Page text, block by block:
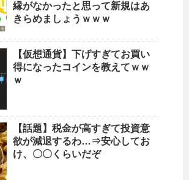
縁がなかったと思って新規はあ
きらめましょうｗｗｗ
【仮想通貨】下げすぎてお買い
得になったコインを教えてｗｗ
ｗ
【話題】税金が高すぎて投資意
欲が減退するわ…⇒安心してお
け、〇〇くらいだぞ